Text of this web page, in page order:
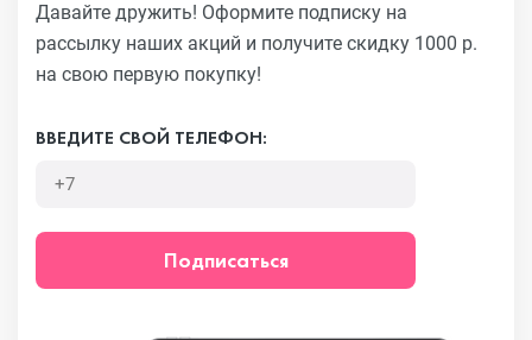
Давайте дружить! Оформите подписку на
рассылку наших акций и получите скидку 1000 р.
на свою первую покупку!
ВВЕДИТЕ СВОЙ ТЕЛЕФОН:
Подписаться